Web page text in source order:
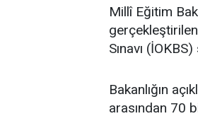
Millî Eğitim
Sınavı
Bakanlığın
arasından 70